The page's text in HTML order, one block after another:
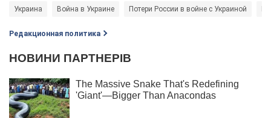
Украина Война в Украине Потери России в войне с Украиной
Редакционная политика